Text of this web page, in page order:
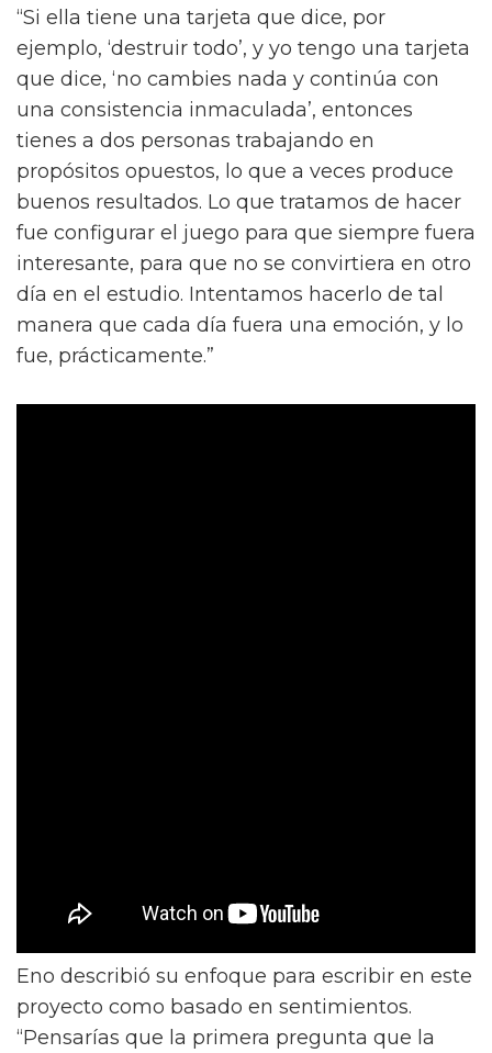
“Si ella tiene una tarjeta que dice, por
ejemplo, ‘destruir todo’, y yo tengo una tarjeta
que dice, ‘no cambies nada y continúa con
una consistencia inmaculada’, entonces
tienes a dos personas trabajando en
propósitos opuestos, lo que a veces produce
buenos resultados. Lo que tratamos de hacer
fue configurar el juego para que siempre fuera
interesante, para que no se convirtiera en otro
día en el estudio. Intentamos hacerlo de tal
manera que cada día fuera una emoción, y lo
fue, prácticamente.”
Eno describió su enfoque para escribir en este
proyecto como basado en sentimientos.
“Pensarías que la primera pregunta que la